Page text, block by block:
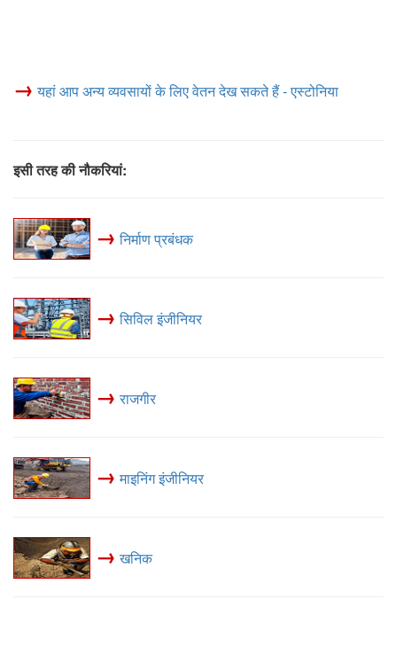
→ यहां आप अन्य व्यवसायों के लिए वेतन देख सकते हैं - एस्टोनिया
इसी तरह की नौकरियां:
→ निर्माण प्रबंधक
→ सिविल इंजीनियर
→ राजगीर
→ माइनिंग इंजीनियर
→ खनिक